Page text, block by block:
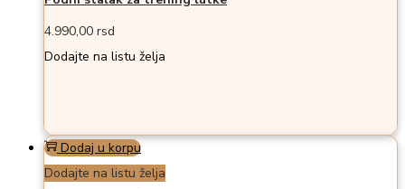
4.990,00 rsd
Dodajte na listu želja
Dodaj u korpu
Dodajte na listu želja